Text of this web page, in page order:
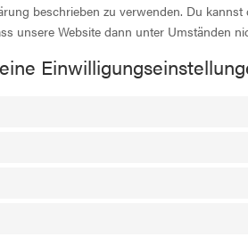
beschrieben zu verwenden. Du
unsere Website dann unter Umständen